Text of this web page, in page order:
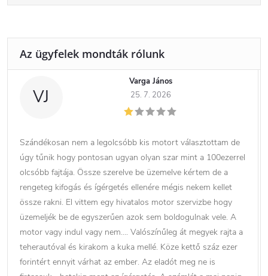
VJ
Varga János
25. 7. 2026
Szándékosan nem a legolcsóbb kis motort választottam de
úgy tűnik hogy pontosan ugyan olyan szar mint a 100ezerrel
olcsóbb fajtája. Össze szerelve be üzemelve kértem de a
rengeteg kifogás és ígérgetés ellenére mégis nekem kellet
össze rakni. El vittem egy hivatalos motor szervizbe hogy
üzemeljék be de egyszerűen azok sem boldogulnak vele. A
motor vagy indul vagy nem…. Valószínűleg át megyek rajta a
teherautóval és kirakom a kuka mellé. Köze kettő száz ezer
forintért ennyit várhat az ember. Az eladót meg ne is